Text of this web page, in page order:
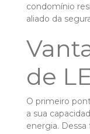
condomínio
aliado da
de
O primeiro
a sua
energia.